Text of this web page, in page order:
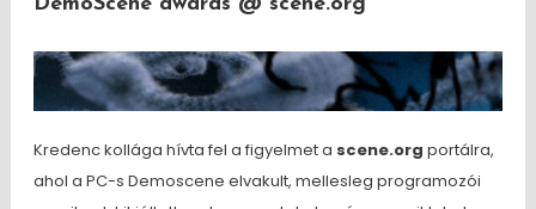
Kredenc kollága hívta fel a figyelmet a scene.org portálra,
ahol a PC-s Demoscene elvakult, mellesleg programozói